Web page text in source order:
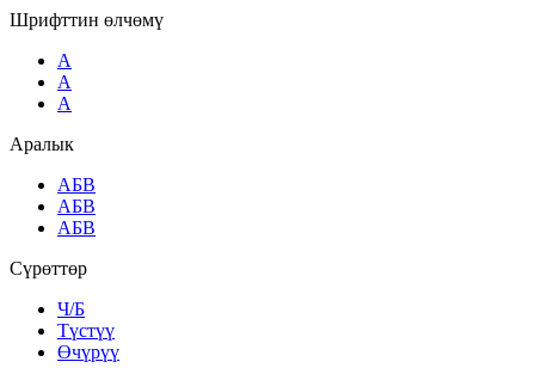
Шрифттин өлчөмү
A
A
A
Аралык
AБВ
AБВ
AБВ
Сүрөттөр
Ч/Б
Түстүү
Өчүрүү